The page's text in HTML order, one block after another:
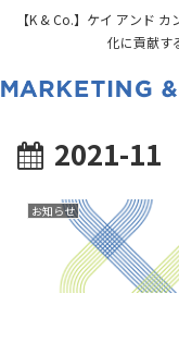
【K & Co.】ケイ アンド
化に貢献す
2021-11
お知らせ